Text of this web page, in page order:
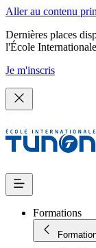
Aller au contenu
Dernières places
l'École
Je m'inscris
Formations